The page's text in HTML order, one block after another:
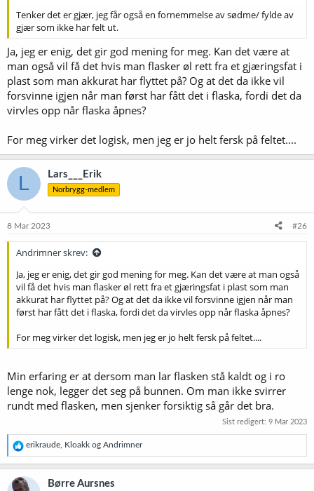
Tenker det er gjær, jeg får også en fornemmelse av sødme/ fylde av
gjær som ikke har felt ut.
Ja, jeg er enig, det gir god mening for meg. Kan det være at
man også vil få det hvis man flasker øl rett fra et gjæringsfat i
plast som man akkurat har flyttet på? Og at det da ikke vil
forsvinne igjen når man først har fått det i flaska, fordi det da
virvles opp når flaska åpnes?
For meg virker det logisk, men jeg er jo helt fersk på feltet....
L Lars___Erik
Norbrygg-medlem
8 Mar 2023 #26
Andrimner skrev:
Ja, jeg er enig, det gir god mening for meg. Kan det være at man også
vil få det hvis man flasker øl rett fra et gjæringsfat i plast som man
akkurat har flyttet på? Og at det da ikke vil forsvinne igjen når man
først har fått det i flaska, fordi det da virvles opp når flaska åpnes?
For meg virker det logisk, men jeg er jo helt fersk på feltet....
Min erfaring er at dersom man lar flasken stå kaldt og i ro
lenge nok, legger det seg på bunnen. Om man ikke svirrer
rundt med flasken, men sjenker forsiktig så går det bra.
Sist redigert: 9 Mar 2023
R
e
a
k
s
erikraude Kloakk og Andrimner
Børre Aursnes